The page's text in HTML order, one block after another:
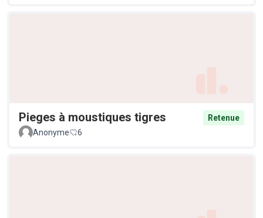
Pieges à moustiques tigres
Retenue
Anonyme
6